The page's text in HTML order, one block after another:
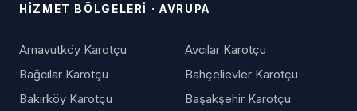
HIZMET BÖLGELERI · AVRUPA
Arnavutköy Karotçu
Avcılar Karotçu
Bağcılar Karotçu
Bahçelievler Karotçu
Bakırköy Karotçu
Başakşehir Karotçu